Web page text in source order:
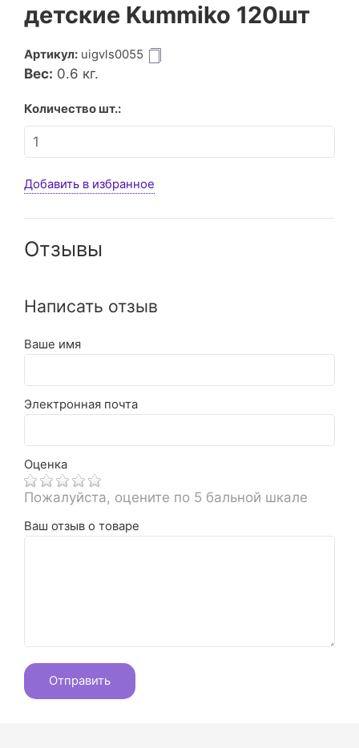
детские Kummiko 120шт
Артикул: uigvls0055
Вес: 0.6 кг.
Количество шт.:
Добавить в избранное
Отзывы
Написать отзыв
Ваше имя
Электронная почта
Оценка
Пожалуйста, оцените по 5 бальной шкале
Ваш отзыв о товаре